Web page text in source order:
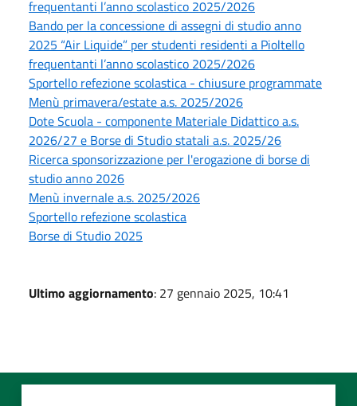
frequentanti l’anno scolastico 2025/2026
Bando per la concessione di assegni di studio anno
2025 “Air Liquide” per studenti residenti a Pioltello
frequentanti l’anno scolastico 2025/2026
Sportello refezione scolastica - chiusure programmate
Menù primavera/estate a.s. 2025/2026
Dote Scuola - componente Materiale Didattico a.s.
2026/27 e Borse di Studio statali a.s. 2025/26
Ricerca sponsorizzazione per l'erogazione di borse di
studio anno 2026
Menù invernale a.s. 2025/2026
Sportello refezione scolastica
Borse di Studio 2025
Ultimo aggiornamento: 27 gennaio 2025, 10:41